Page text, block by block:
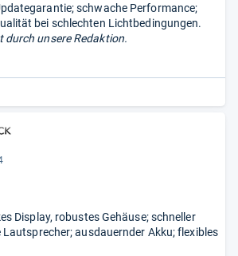
schwache Performance;
bei schlechten Lichtbedingungen.
durch unsere Redaktion.
Display, robustes Gehäuse; schneller
Lautsprecher; ausdauernder Akku; flexibles